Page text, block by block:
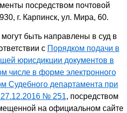
посредством почтовой
г. Карпинск, ул. Мира, 60.
быть направлены в суд в
с Порядком подачи в
юрисдикции документов в
числе в форме электронного
Судебного департамента при
№ 251, посредством
на официальном сайте